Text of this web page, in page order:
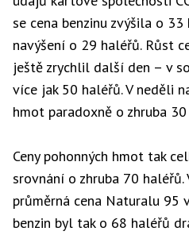
se cena benzinu zvýšila o
navýšení o 29 haléřů. Růst
ještě zrychlil další den – v
více jak 50 haléřů. V neděli
hmot paradoxně o zhruba
Ceny pohonných hmot tak
srovnání o zhruba 70 haléřů.
průměrná cena Naturalu 95
benzin byl tak o 68 haléřů